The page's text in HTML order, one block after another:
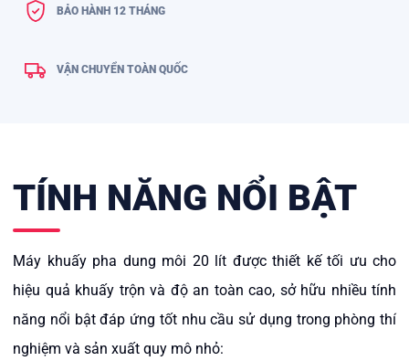
BẢO HÀNH 12 THÁNG
VẬN CHUYỂN TOÀN QUỐC
TÍNH NĂNG NỔI BẬT
Máy khuấy pha dung môi 20 lít được thiết kế tối ưu cho
hiệu quả khuấy trộn và độ an toàn cao, sở hữu nhiều tính
năng nổi bật đáp ứng tốt nhu cầu sử dụng trong phòng thí
nghiệm và sản xuất quy mô nhỏ: